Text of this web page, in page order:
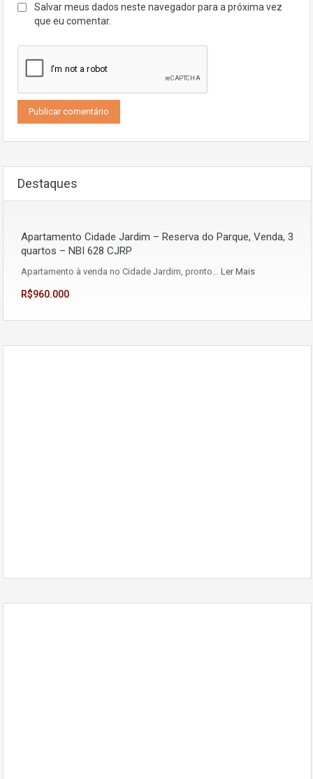
Salvar meus dados neste navegador para a próxima vez
que eu comentar.
Destaques
Apartamento Cidade Jardim – Reserva do Parque, Venda, 3
quartos – NBI 628 CJRP
Apartamento à venda no Cidade Jardim, pronto… Ler Mais
R$960.000